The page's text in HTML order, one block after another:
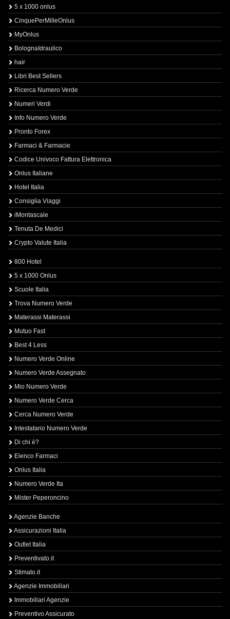
5 x 1000 onlus
CinquePerMilleOnlus
MyOnlus
BolognaIdraulico
hair
Libri Best Sellers
Ricerca Numero Verde
Numeri Verdi
Info Numero Verde
Pronto Forex
Farmaci & Farmacie
Codice Univoco Fattura Elettronica
Onlus Italiane
Hotel Italia
Consiglia Viaggi
iMontascale
Tenuta De Medici
Crypto Valute Italia
800 Hotel
5 x 1000 Onlus
Scuole Italia
Trova Numero Verde
Materassi Materassi
Mutuo Fast
Best 4 Less
Numero Verde Online
Numero Verde Assegnato
Mio Numero Verde
Numero Verde Cerca
Cerca Numero Verde
Intestatario Numero Verde
Di chi è?
Elenco Farmaci
Onlus Italia
Numero Verde Ita
Mister Peperoncino
Agenzie Banche
Assicurazioni Italia
Outlet Italia
Preventivato.it
Stimato.it
Agenzie Immobiliari
Immobiliari Agenzie
Preventivo Assicurato